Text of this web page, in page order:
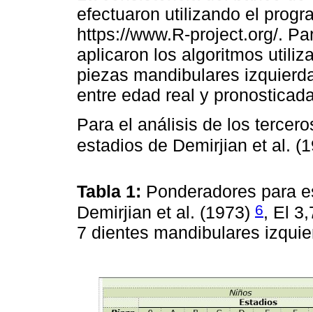
efectuaron utilizando el
https://www.R-project.org/.
aplicaron los algoritmos
piezas mandibulares
entre edad real y
Para el análisis de los
estadios de Demirjian et al.
Tabla 1: Ponderadores para
Demirjian et al. (1973) 6, El
7 dientes mandibulares